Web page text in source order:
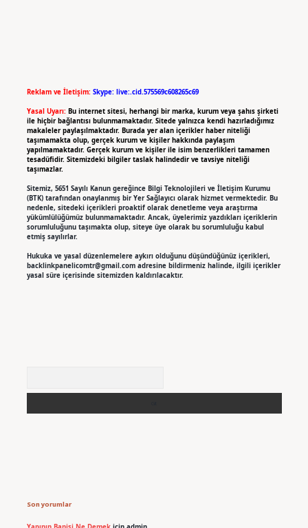
Reklam ve İletişim: Skype: live:.cid.575569c608265c69
Yasal Uyarı: Bu internet sitesi, herhangi bir marka, kurum veya şahıs şirketi
ile hiçbir bağlantısı bulunmamaktadır. Sitede yalnızca kendi hazırladığımız
makaleler paylaşılmaktadır. Burada yer alan içerikler haber niteliği
taşımamakta olup, gerçek kurum ve kişiler hakkında paylaşım
yapılmamaktadır. Gerçek kurum ve kişiler ile isim benzerlikleri tamamen
tesadüfidir. Sitemizdeki bilgiler taslak halindedir ve tavsiye niteliği
taşımazlar.
Sitemiz, 5651 Sayılı Kanun gereğince Bilgi Teknolojileri ve İletişim Kurumu
(BTK) tarafından onaylanmış bir Yer Sağlayıcı olarak hizmet vermektedir. Bu
nedenle, sitedeki içerikleri proaktif olarak denetleme veya araştırma
yükümlülüğümüz bulunmamaktadır. Ancak, üyelerimiz yazdıkları içeriklerin
sorumluluğunu taşımakta olup, siteye üye olarak bu sorumluluğu kabul
etmiş sayılırlar.
Hukuka ve yasal düzenlemelere aykırı olduğunu düşündüğünüz içerikleri,
backlinkpanelicomtr@gmail.comadresine bildirmeniz halinde, ilgili içerikler
yasal süre içerisinde sitemizden kaldırılacaktır.
Son yorumlar